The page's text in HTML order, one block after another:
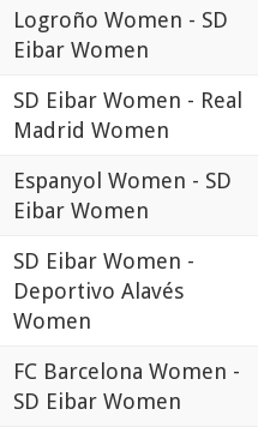
Logroño Women - SD
Eibar Women
SD Eibar Women - Real
Madrid Women
Espanyol Women - SD
Eibar Women
SD Eibar Women -
Deportivo Alavés
Women
FC Barcelona Women -
SD Eibar Women